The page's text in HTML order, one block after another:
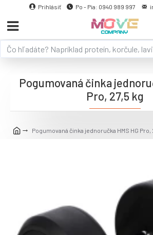
Prihlásiť Po - Pia: 0940 989 997
Pogumovaná činka jednoručka HMS HG Pro,
Pogumovaná činka
Pro, 27,5 kg